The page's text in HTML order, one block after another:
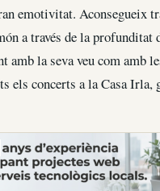
emotivitat. Aconsegueix
a través de la profunditat
amb la seva veu com amb
els concerts a la Casa Irla,